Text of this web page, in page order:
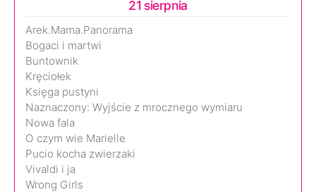
21 sierpnia
Arek.Mama.Panorama
Bogaci i martwi
Buntownik
Kręciołek
Księga pustyni
Naznaczony: Wyjście z mrocznego wymiaru
Nowa fala
O czym wie Marielle
Pucio kocha zwierzaki
Vivaldi i ja
Wrong Girls